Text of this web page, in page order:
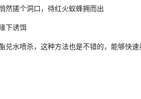
然搓个洞口，待红火蚁蜂拥而出
下诱饵
兑水喷杀，这种方法也是不错的，能够快